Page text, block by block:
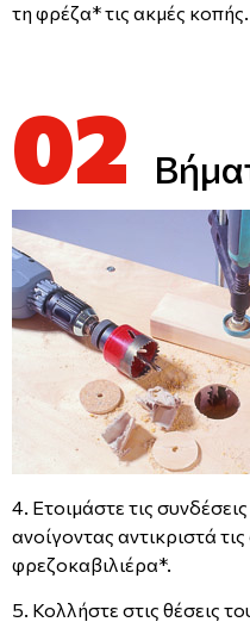
τη φρέζα* τις ακμές κοπής.
02
4. Ετοιμάστε τις
ανοίγοντας αντικριστά
φρεζοκαβιλιέρα*.
5. Κολλήστε στις θέσεις